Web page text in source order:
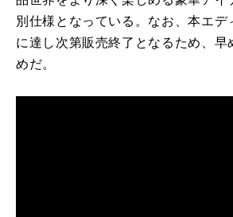
別仕様となっている。なお、本エデ
に達し次第販売終了となるため、早
めだ。